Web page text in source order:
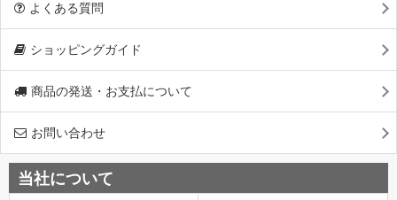
よくある質問
ショッピングガイド
商品の発送・お支払について
お問い合わせ
当社について